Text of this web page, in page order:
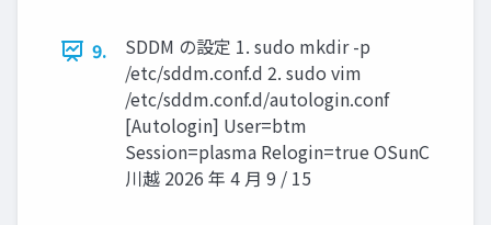
9.
SDDM の設定 1. sudo mkdir -p
/etc/sddm.conf.d 2. sudo vim
/etc/sddm.conf.d/autologin.conf
[Autologin] User=btm
Session=plasma Relogin=true OSunC
川越 2026 年 4 月 9 / 15